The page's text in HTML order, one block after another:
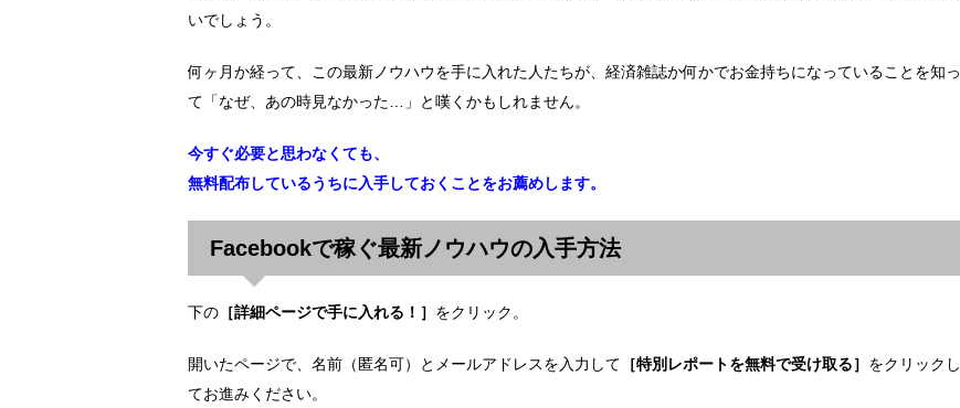
いでしょう。
何ヶ月か経って、この最新ノウハウを手に入れた人たちが、経済雑誌か何かでお金持ちになっていることを知っ
て「なぜ、あの時見なかった…」と嘆くかもしれません。
今すぐ必要と思わなくても、
無料配布しているうちに入手しておくことをお薦めします。
Facebookで稼ぐ最新ノウハウの入手方法
下の［詳細ページで手に入れる！］ をクリック。
開いたページで、名前（匿名可）とメールアドレスを入力して ［特別レポートを無料で受け取る］ をクリックし
てお進みください。